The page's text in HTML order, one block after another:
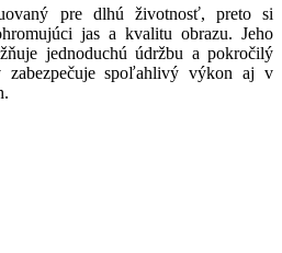
pre dlhú životnosť, preto si
jas a kvalitu obrazu. Jeho
jednoduchú údržbu a pokročilý
zabezpečuje spoľahlivý výkon aj v